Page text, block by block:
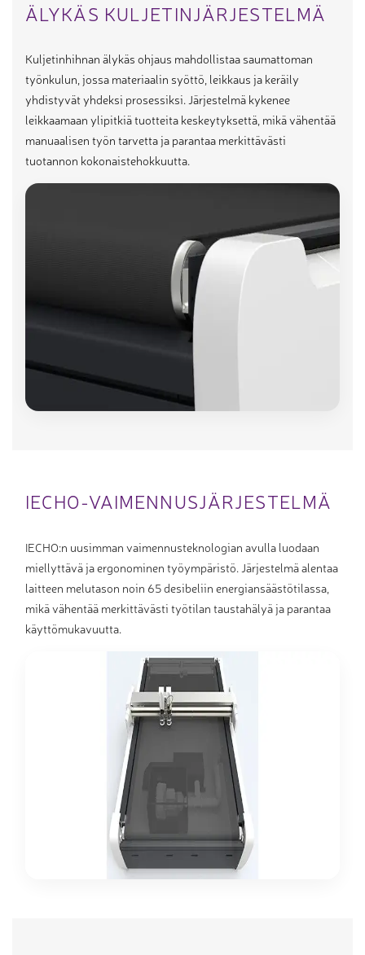
ÄLYKÄS KULJETINJÄRJESTELMÄ
Kuljetinhihnan älykäs ohjaus mahdollistaa saumattoman
työnkulun, jossa materiaalin syöttö, leikkaus ja keräily
yhdistyvät yhdeksi prosessiksi. Järjestelmä kykenee
leikkaamaan ylipitkiä tuotteita keskeytyksettä, mikä vähentää
manuaalisen työn tarvetta ja parantaa merkittävästi
tuotannon kokonaistehokkuutta.
IECHO-VAIMENNUSJÄRJESTELMÄ
IECHO:n uusimman vaimennusteknologian avulla luodaan
miellyttävä ja ergonominen työympäristö. Järjestelmä alentaa
laitteen melutason noin 65 desibeliin energiansäästötilassa,
mikä vähentää merkittävästi työtilan taustahälyä ja parantaa
käyttömukavuutta.